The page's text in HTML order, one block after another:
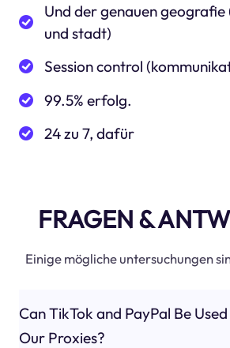
Und der genauen geografie
und stadt)
Session control
99.5% erfolg.
24 zu 7, dafür
FRAGEN &
Einige mögliche untersuchungen
Can TikTok and PayPal Be
Our Proxies?